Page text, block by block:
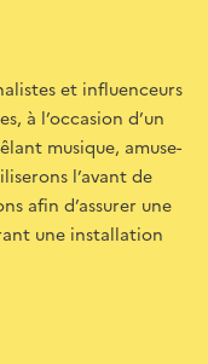
et influenceurs
à l’occasion d’un
musique, amuse-
l’avant de
afin d’assurer une
une installation